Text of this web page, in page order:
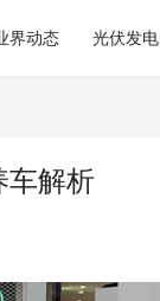
界动态 光伏发电
车解析